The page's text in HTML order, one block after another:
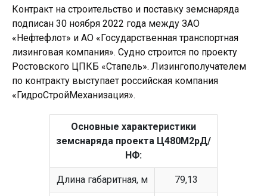
Контракт на строительство и поставку земснаряда
подписан 30 ноября 2022 года между ЗАО
«Нефтефлот» и АО «Государственная транспортная
лизинговая компания». Судно строится по проекту
Ростовского ЦПКБ «Стапель». Лизингополучателем
по контракту выступает российская компания
«ГидроСтройМеханизация».
Основные характеристики
земснаряда проекта Ц480М2рД/
НФ:
Длина габаритная, м 79,13